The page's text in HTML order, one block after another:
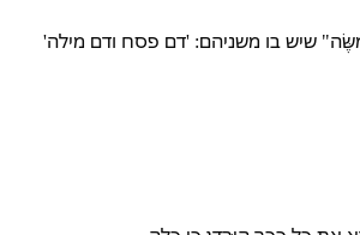
שיש בו משניהם: 'דם פסח ודם מילה'